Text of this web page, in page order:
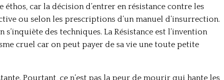
car la décision d’entrer en résistance contre les
ou selon les prescriptions d’un manuel d’insurrection.
s’inquiète des techniques. La Résistance est l’invention
cruel car on peut payer de sa vie une toute petite
Pourtant, ce n’est pas la peur de mourir qui hante les